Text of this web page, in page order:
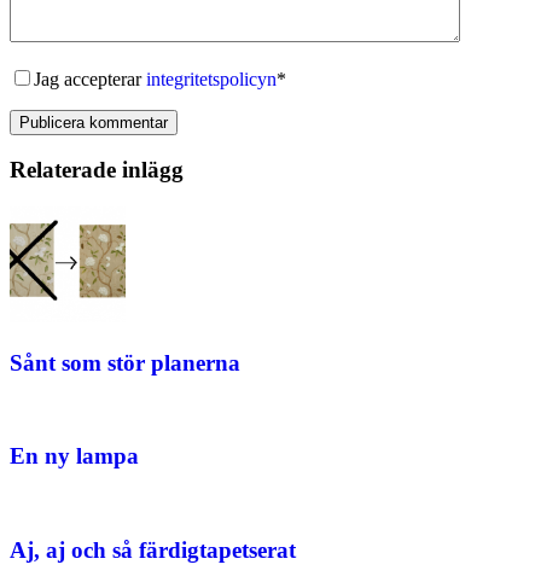
Jag accepterarintegritetspolicyn*
Publicera kommentar
Relaterade inlägg
Sånt som stör planerna
En ny lampa
Aj, aj och så färdigtapetserat